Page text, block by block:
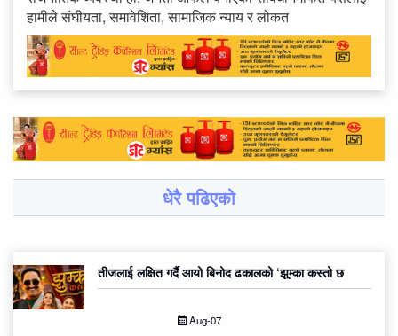
हामीले संघीयता, समावेशिता, सामाजिक न्याय र लोकत
धेरै पढिएको
तीजलाई लक्षित गर्दै आयो बिनोद ढकालको ‘झुम्का कस्तो छ
Aug-07